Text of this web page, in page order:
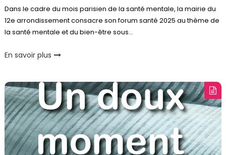
Dans le cadre du mois parisien de la santé mentale, la mairie du
12e arrondissement consacre son forum santé 2025 au thème de
la santé mentale et du bien-être sous…
En savoir plus